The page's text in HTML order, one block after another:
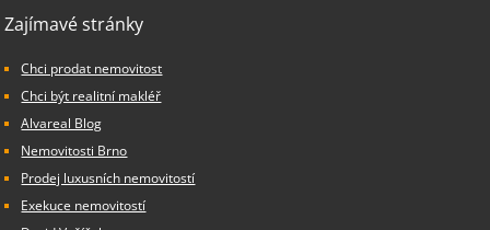
Zajímavé stránky
Chci prodat nemovitost
Chci být realitní makléř
Alvareal Blog
Nemovitosti Brno
Prodej luxusních nemovitostí
Exekuce nemovitostí